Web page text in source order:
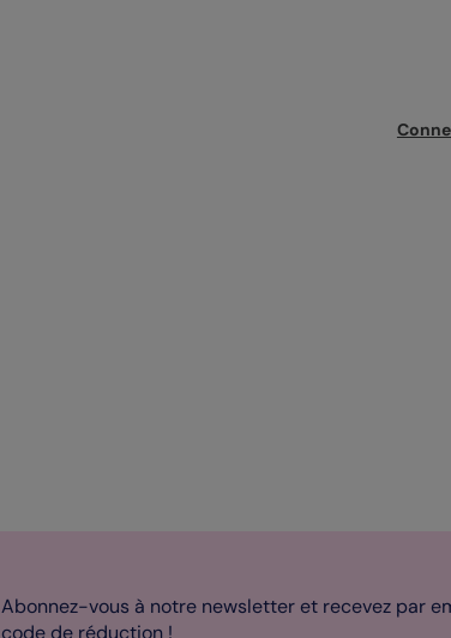
Abonnez-vous à notre newsletter et recevez par
code de réduction !